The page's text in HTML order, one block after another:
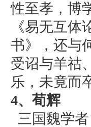
性至孝，博
《易无互
书》，还与
受诏与羊祜
乐，未竟而
4、荀辉
三国魏学